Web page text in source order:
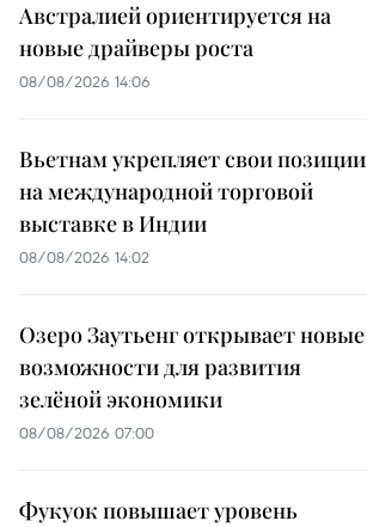
Австралией ориентируется на
новые драйверы роста
08/08/2026 14:06
Вьетнам укрепляет свои позиции
на международной торговой
выставке в Индии
08/08/2026 14:02
Озеро Заутьенг открывает новые
возможности для развития
зелёной экономики
08/08/2026 07:00
Фукуок повышает уровень